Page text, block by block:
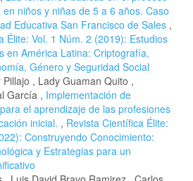
niños y niñas de 5 a 6 años. Caso
Educativa San Francisco de Sales ,
Élite: Vol. 1 Núm. 2 (2019): Estudios
en América Latina: Criptografía,
Género y Seguridad Social
, Lady Guaman Quito ,
García , Implementación de
el aprendizaje de las profesiones
inicial. , Revista Científica Élite:
Construyendo Conocimiento:
y Estrategias para un